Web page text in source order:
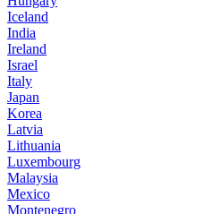
Iceland
India
Ireland
Israel
Italy
Japan
Korea
Latvia
Lithuania
Luxembourg
Malaysia
Mexico
Montenegro